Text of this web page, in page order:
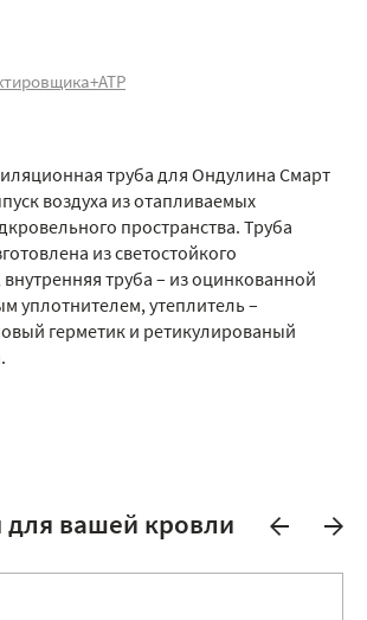
труба для Ондулина Смарт
воздуха из отапливаемых
пространства. Труба
из светостойкого
труба – из оцинкованной
уплотнителем, утеплитель –
герметик и ретикулированый
для вашей кровли